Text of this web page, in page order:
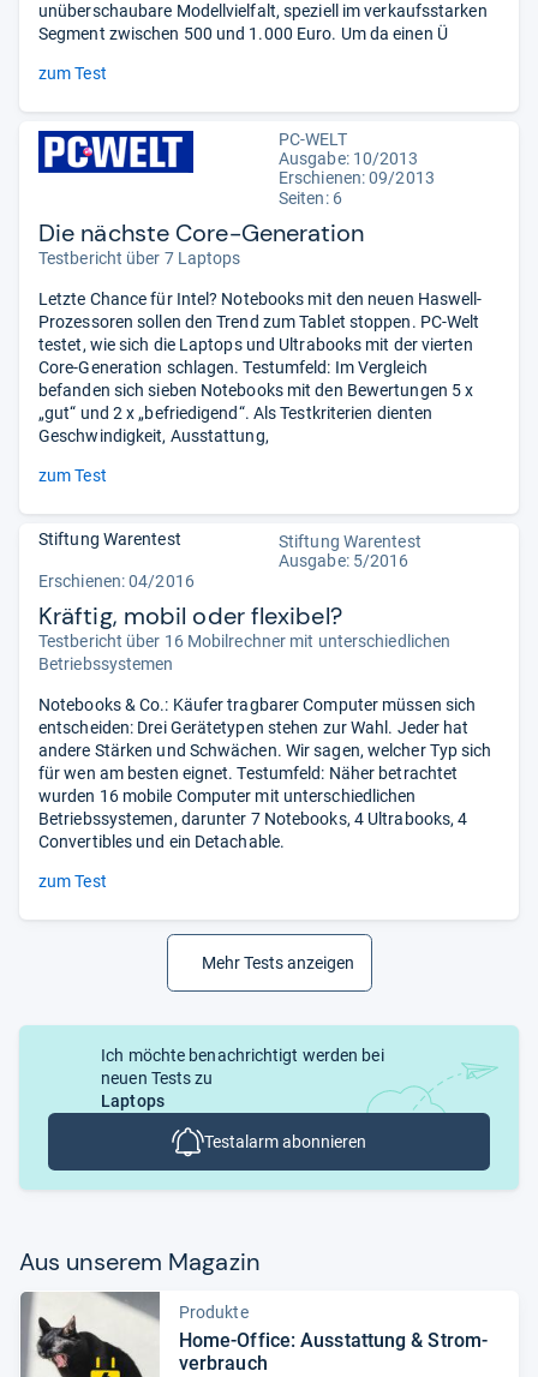
unüberschaubare Modellvielfalt, speziell im verkaufsstarken
Segment zwischen 500 und 1.000 Euro. Um da einen Ü
zum Test
PC-WELT
Ausgabe: 10/2013
Erschienen: 09/2013
Seiten: 6
Die nächste Core-Generation
Testbericht über 7 Laptops
Letzte Chance für Intel? Notebooks mit den neuen Haswell-
Prozessoren sollen den Trend zum Tablet stoppen. PC-Welt
testet, wie sich die Laptops und Ultrabooks mit der vierten
Core-Generation schlagen. Testumfeld: Im Vergleich
befanden sich sieben Notebooks mit den Bewertungen 5 x
„gut“ und 2 x „befriedigend“. Als Testkriterien dienten
Geschwindigkeit, Ausstattung,
zum Test
Stiftung Warentest
Stiftung Warentest
Ausgabe: 5/2016
Erschienen: 04/2016
Kräftig, mobil oder flexibel?
Testbericht über 16 Mobilrechner mit unterschiedlichen
Betriebssystemen
Notebooks & Co.: Käufer tragbarer Computer müssen sich
entscheiden: Drei Gerätetypen stehen zur Wahl. Jeder hat
andere Stärken und Schwächen. Wir sagen, welcher Typ sich
für wen am besten eignet. Testumfeld: Näher betrachtet
wurden 16 mobile Computer mit unterschiedlichen
Betriebssystemen, darunter 7 Notebooks, 4 Ultrabooks, 4
Convertibles und ein Detachable.
zum Test
Mehr Tests anzeigen
Ich möchte benachrichtigt werden bei
neuen Tests zu
Laptops
Testalarm abonnieren
Aus unse­rem Maga­zin
Produkte
Home-​Office: Aus­stat­tung & Strom­
ver­brauch